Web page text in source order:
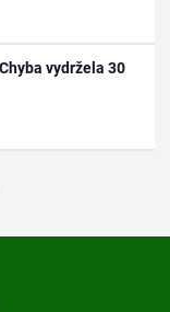
vydržela 30